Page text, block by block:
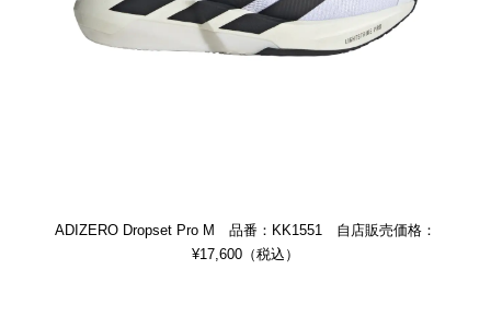
ADIZERO Dropset Pro M 品番：KK1551 自店販売価格：
¥17,600（税込）